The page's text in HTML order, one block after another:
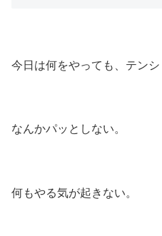
今日は何をやっても、テンシ
なんかパッとしない。
何もやる気が起きない。